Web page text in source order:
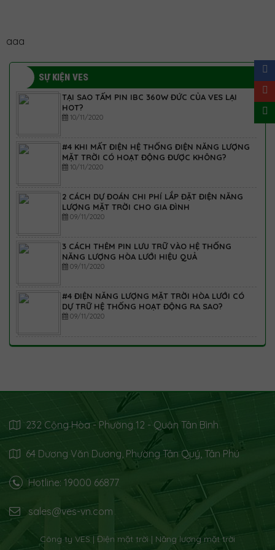
aaa
SỰ KIỆN VES
TẠI SAO TẤM PIN IBC 360W ĐỨC CỦA VES LẠI
HOT?
10/11/2020
#4 KHI MẤT ĐIỆN HỆ THỐNG ĐIỆN NĂNG LƯỢNG
MẶT TRỜI CÓ HOẠT ĐỘNG ĐƯỢC KHÔNG?
10/11/2020
2 CÁCH DỰ ĐOÁN CHI PHÍ LẮP ĐẶT ĐIỆN NĂNG
LƯỢNG MẶT TRỜI CHO GIA ĐÌNH
09/11/2020
3 CÁCH THÊM PIN LƯU TRỮ VÀO HỆ THỐNG
NĂNG LƯỢNG HÒA LƯỚI HIỆU QUẢ
09/11/2020
#4 ĐIỆN NĂNG LƯỢNG MẶT TRỜI HÒA LƯỚI CÓ
DỰ TRỮ HỆ THỐNG HOẠT ĐỘNG RA SAO?
09/11/2020
232 Cộng Hòa - Phường 12 - Quận Tân Bình
64 Dương Văn Dương, Phường Tân Quý, Tân Phú
Hotline: 19000 66877
sales@ves-vn.com
Công ty VES | Điện mặt trời | Năng lượng mặt trời